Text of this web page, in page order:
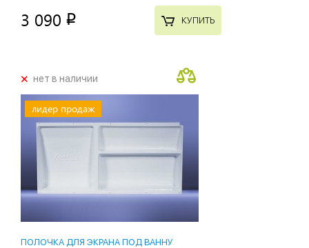
3 090 p КУПИТЬ
+нет в наличии
лидер продаж
ПОЛОЧКА ДЛЯ ЭКРАНА ПОД ВАННУ